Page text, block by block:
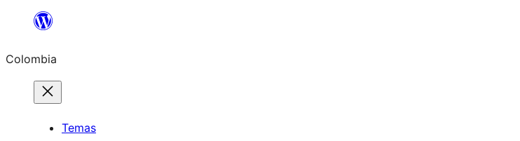
Saltar
contenido
Colombia
Temas